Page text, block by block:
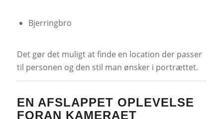
Bjerringbro
Det gør det muligt at finde en location der passer
til personen og den stil man ønsker i portrættet.
EN AFSLAPPET OPLEVELSE
FORAN KAMERAET